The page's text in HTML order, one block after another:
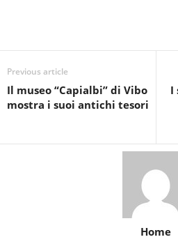
Previous article
Il museo “Capialbi” di Vibo
mostra i suoi antichi tesori
I
Home